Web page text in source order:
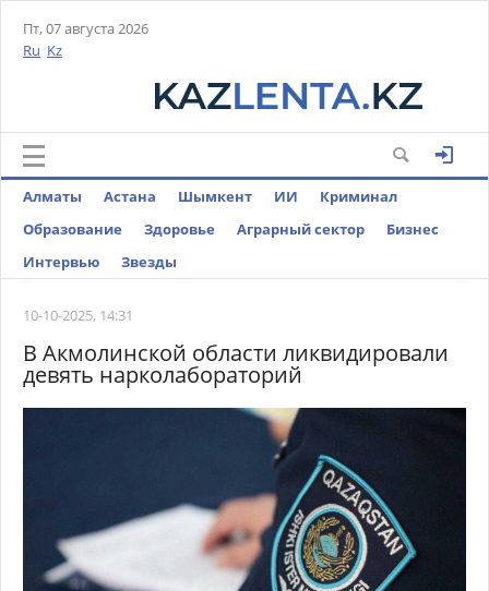
Пт, 07 августа 2026
Ru Kz
Алматы Астана Шымкент ИИ
Криминал
Образование
Здоровье Аграрный сектор
Бизнес
Интервью
Звезды
10-10-2025, 14:31
В Акмолинской области ликвидировали
девять нарколабораторий